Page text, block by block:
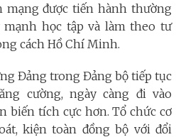
mạng được tiến hành thường
mạnh học tập và làm theo tư
cách Hồ Chí Minh.
Đảng trong Đảng bộ tiếp tục
cường, ngày càng đi vào
biến tích cực hơn. Tổ chức cơ
kiện toàn đồng bộ với đổi